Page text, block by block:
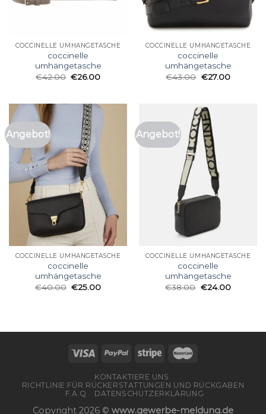
COCCINELLE UMHÄNGETASCHE
coccinelle
umhängetasche
€42.00 €26.00
COCCINELLE UMHÄNGETASCHE
coccinelle
umhängetasche
€43.00 €27.00
Angebot!
COCCINELLE UMHÄNGETASCHE
coccinelle
umhängetasche
€40.00 €25.00
Angebot!
COCCINELLE UMHÄNGETASCHE
coccinelle
umhängetasche
€38.00 €24.00
KONTAKTIERE UNS
RICHTLINIE FÜR RÜCKERSTATTUNGEN UND RÜCKGABEN
F.A.Q
DATENSCHUTZERKLÄRUNG
Copyright 2026 © www.gewerbe-meldung.de